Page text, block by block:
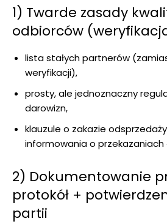
1) Twarde zasady
odbiorców
lista stałych partnerów
weryfikacji),
prosty, ale jednoznaczny
darowizn,
klauzule o zakazie
informowania o przekazaniach
2) Dokumentowanie
protokół +
partii